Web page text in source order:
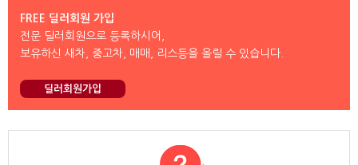
FREE 딜러회원 가입
전문 딜러회원으로 등록하시어,
보유하신 새차, 중고차, 매매, 리스등을 올릴 수 있습니다.
딜러회원가입